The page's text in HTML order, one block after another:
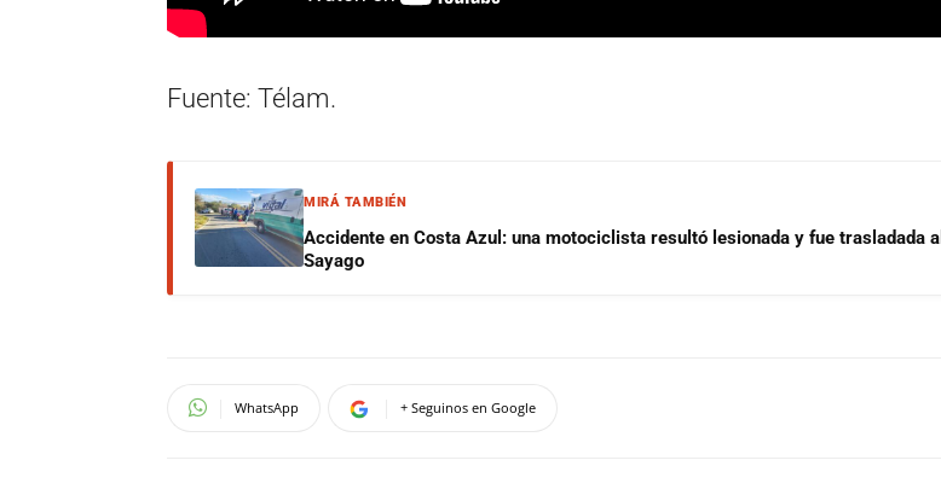
Fuente: Télam.
MIRÁ TAMBIÉN
Accidente en Costa Azul: una motociclista resultó lesionada y fue trasladada al
Sayago
WhatsApp + Seguinos en Google